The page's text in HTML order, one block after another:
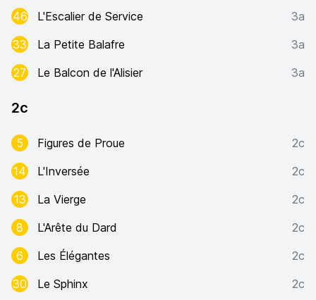
46
L'Escalier de Service
3a
33
La Petite Balafre
3a
27
Le Balcon de l'Alisier 3a
2c
5 Figures de Proue
2c
14
L'Inversée
2c
13
La Vierge
2c
8
L'Arête du Dard
2c
6
Les Élégantes
2c
30
Le Sphinx
2c